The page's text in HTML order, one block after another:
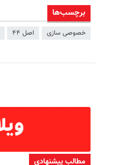
برچسب‌ها
خصوصی‌ سازی اصل ۴۴
مطالب پیشنهادی